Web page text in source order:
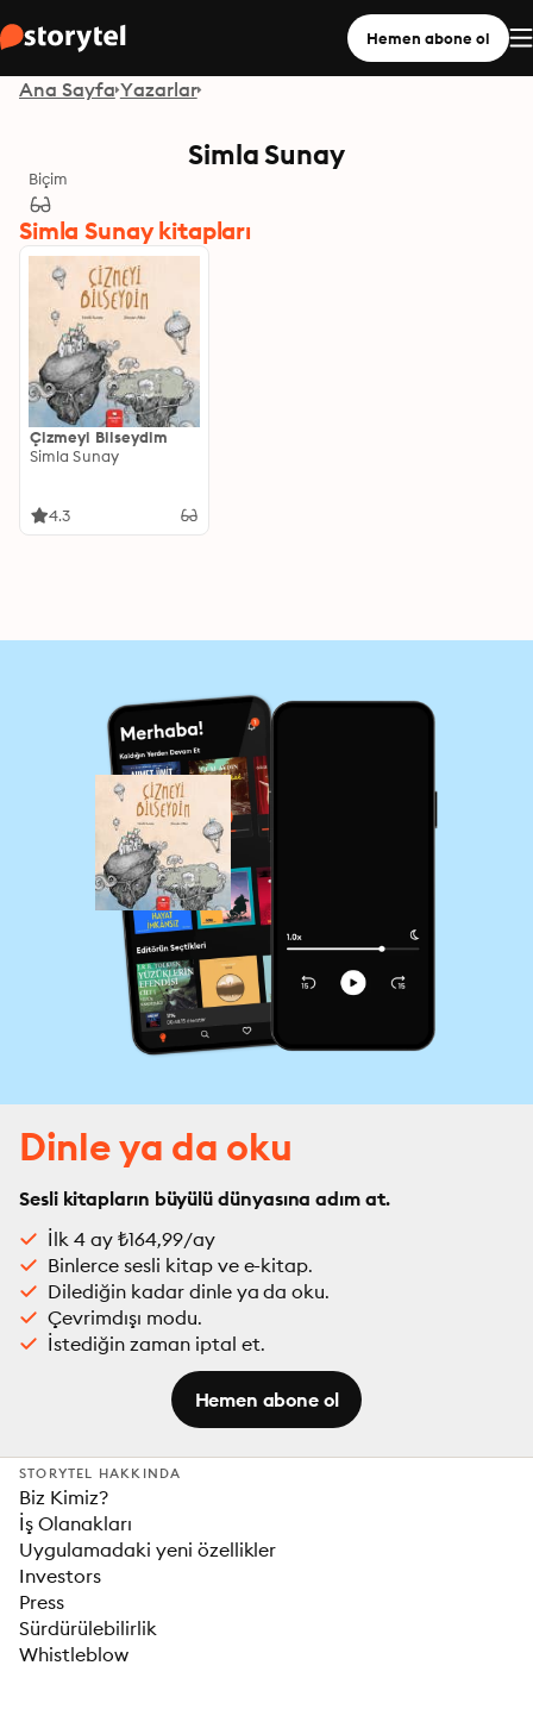
Hemen abone ol
Ana Sayfa Yazarlar
Simla Sunay
Biçim
Simla Sunay kitapları
Çizmeyi Bilseydim
Simla Sunay
4.3
Dinle ya da oku
Sesli kitapların büyülü dünyasına adım at.
İlk 4 ay ₺164,99/ay
Binlerce sesli kitap ve e-kitap.
Dilediğin kadar dinle ya da oku.
Çevrimdışı modu.
İstediğin zaman iptal et.
Hemen abone ol
STORYTEL HAKKINDA
Biz Kimiz?
İş Olanakları
Uygulamadaki yeni özellikler
Investors
Press
Sürdürülebilirlik
Whistleblow